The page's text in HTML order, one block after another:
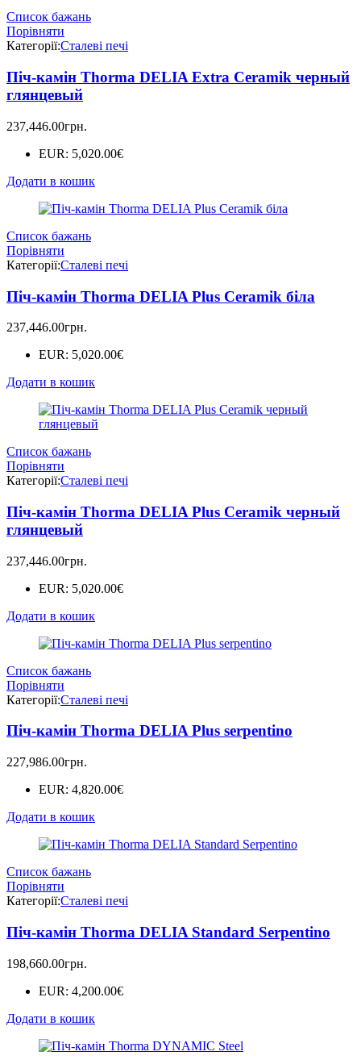
Список бажань
Порівняти
Категорії:Сталеві печі
Піч-камін Thorma DELIA Extra Ceramik черный
глянцевый
237,446.00грн.
EUR: 5,020.00€
Додати в кошик
Список бажань
Порівняти
Категорії:Сталеві печі
Піч-камін Thorma DELIA Plus Ceramik біла
237,446.00грн.
EUR: 5,020.00€
Додати в кошик
Список бажань
Порівняти
Категорії:Сталеві печі
Піч-камін Thorma DELIA Plus Ceramik черный
глянцевый
237,446.00грн.
EUR: 5,020.00€
Додати в кошик
Список бажань
Порівняти
Категорії:Сталеві печі
Піч-камін Thorma DELIA Plus serpentino
227,986.00грн.
EUR: 4,820.00€
Додати в кошик
Список бажань
Порівняти
Категорії:Сталеві печі
Піч-камін Thorma DELIA Standard Serpentino
198,660.00грн.
EUR: 4,200.00€
Додати в кошик